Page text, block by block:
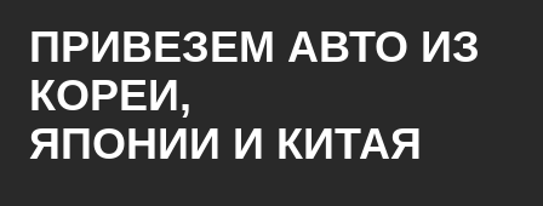
ПРИВЕЗЕМ АВТО ИЗ
КОРЕИ,
ЯПОНИИ И КИТАЯ